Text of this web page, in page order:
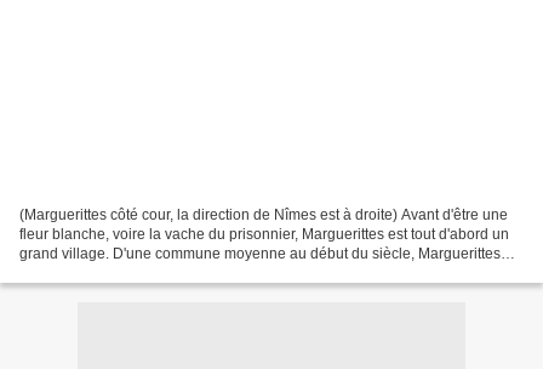
(Marguerittes côté cour, la direction de Nîmes est à droite) Avant d'être une
fleur blanche, voire la vache du prisonnier, Marguerittes est tout d'abord un
grand village. D'une commune moyenne au début du siècle, Marguerittes